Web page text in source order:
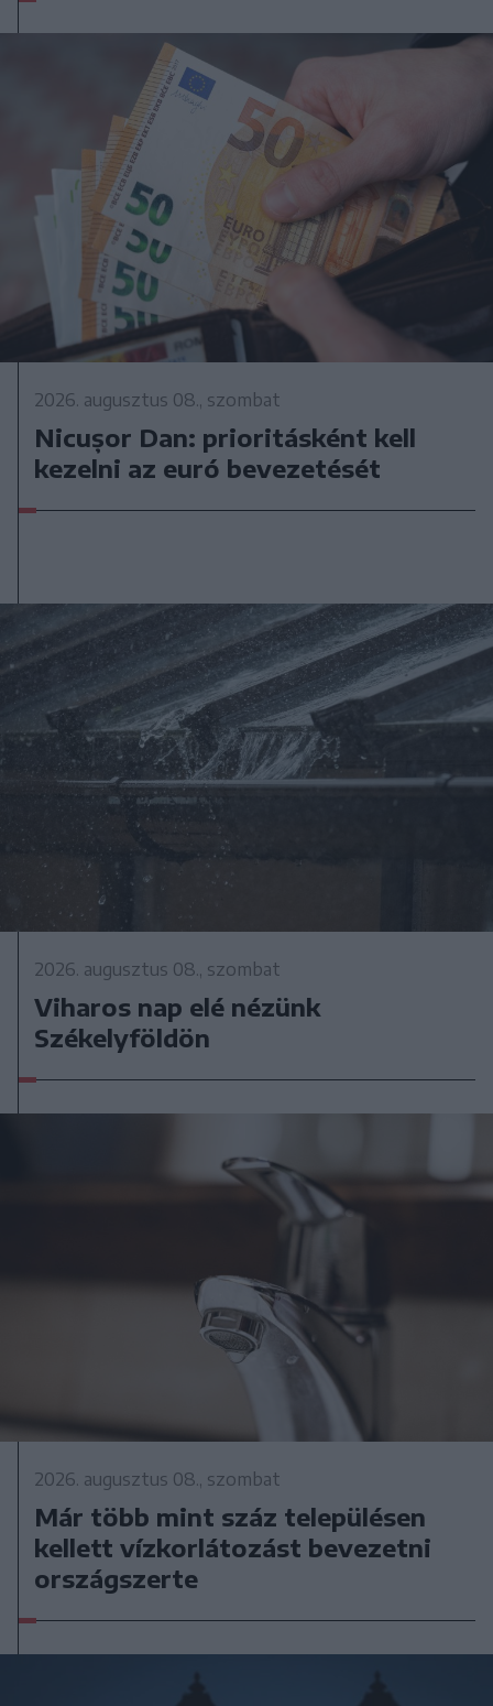
2026. augusztus 08., szombat
Nicușor Dan: prioritásként kell
kezelni az euró bevezetését
2026. augusztus 08., szombat
Viharos nap elé nézünk
Székelyföldön
2026. augusztus 08., szombat
Már több mint száz településen
kellett vízkorlátozást bevezetni
országszerte